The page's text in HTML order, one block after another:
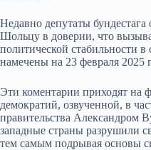
Недавно депутаты
Шольцу в доверии, что
политической стабильности
намечены на 23 февраля 2025
Эти коментарии приходят на
демократий, озвученной, в
правительства Александром
западные страны разрушили
тем самым подрывая основы